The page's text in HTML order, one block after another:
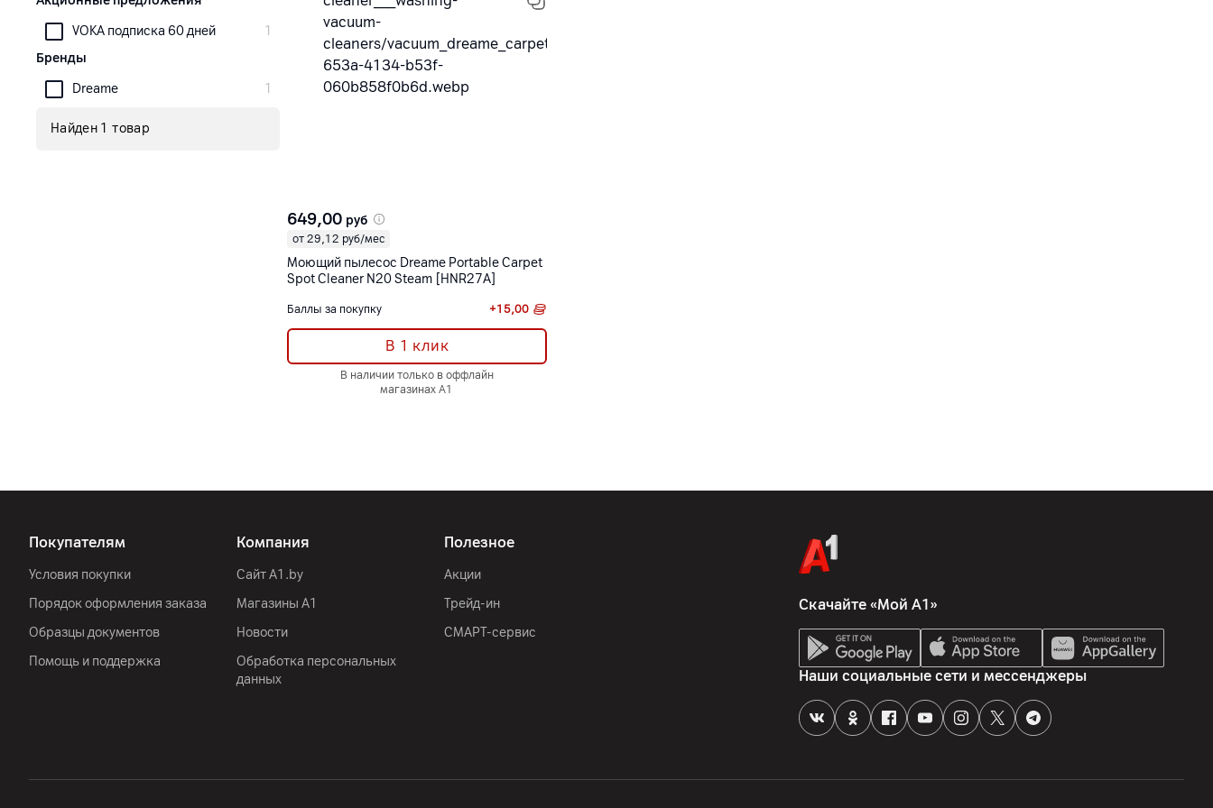
VOKA подписка 60 дней
1
Бренды
Dreame
1
Найден 1 товар
649,00 руб
от 29,12 руб/мес
Моющий пылесос Dreame Portable Carpet
Spot Cleaner N20 Steam [HNR27A]
Баллы за покупку +15,00
В 1 клик
В наличии только в оффлайн
магазинах А1
Покупателям
Условия покупки
Порядок оформления заказа
Образцы документов
Помощь и поддержка
Компания
Сайт A1.by
Магазины А1
Новости
Обработка персональных
данных
Полезное
Акции
Трейд-ин
СМАРТ-сервис
Скачайте «Мой А1»
Наши социальные сети и мессенджеры